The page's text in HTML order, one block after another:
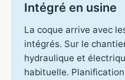
Intégré en usine
La coque arrive avec
intégrés. Sur le
hydraulique et
habituelle.